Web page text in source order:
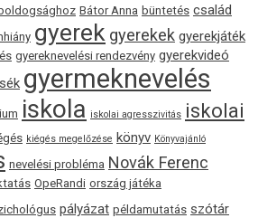
Bátor Anna büntetés család
gyerek gyerekek gyerekjáték
gyereknevelési rendezvény gyerekvideó
gyermeknevelés
iskola iskolai agresszivitás iskolai
kiégés megelőzése könyv Könyvajánló
nevelési probléma Novák Ferenc
OpeRandi ország játéka
pályázat példamutatás szótár